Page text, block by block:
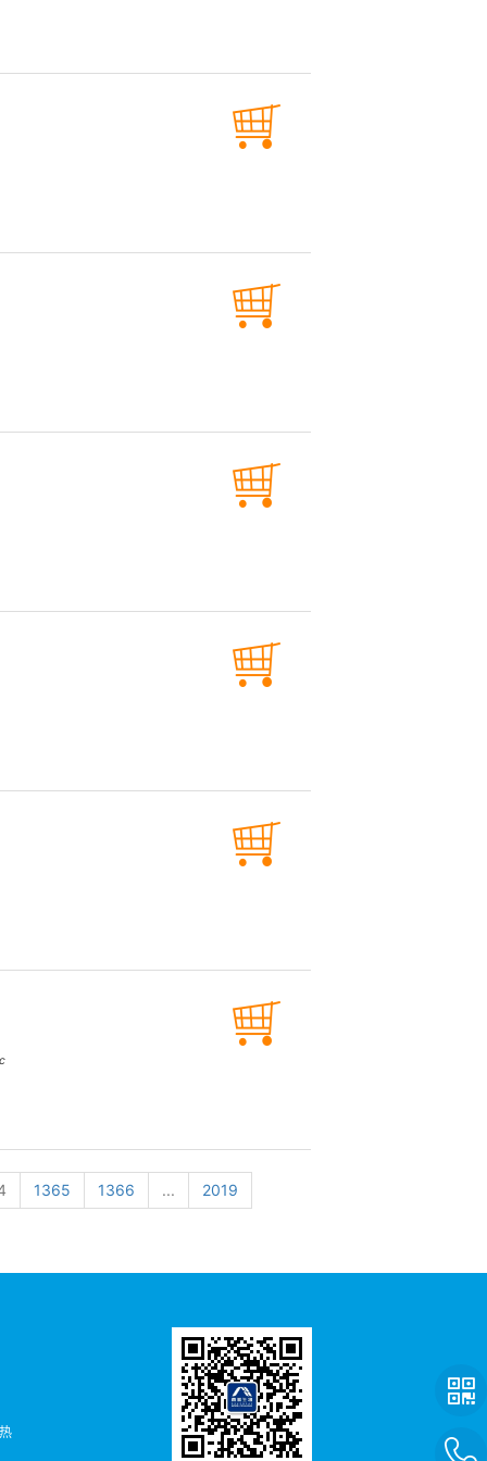
1365 1366 ... 2019